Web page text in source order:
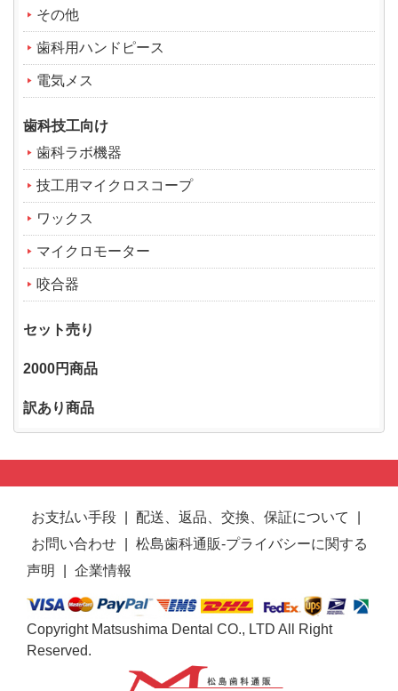
その他
歯科用ハンドピース
電気メス
歯科技工向け
歯科ラボ機器
技工用マイクロスコープ
ワックス
マイクロモーター
咬合器
セット売り
2000円商品
訳あり商品
お支払い手段 配送、返品、交換、保証について
お問い合わせ
松島歯科通販-プライバシーに関する
声明
企業情報
Copyright Matsushima Dental CO., LTD All Right
Reserved.